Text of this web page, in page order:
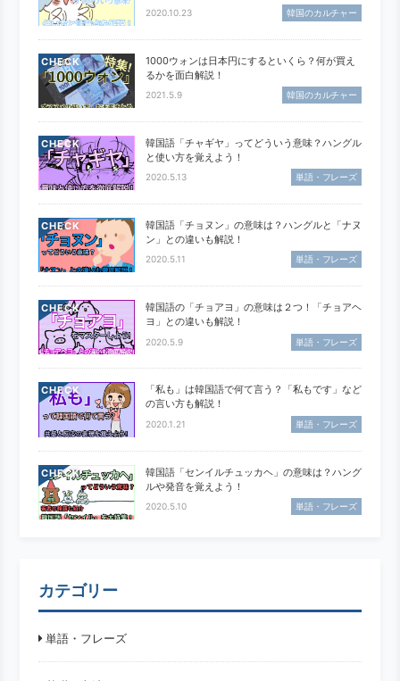
2020.10.23 韓国のカルチャー
CHECK
1000ウォンは日本円にするといくら？何が買え
るかを面白解説！
2021.5.9 韓国のカルチャー
CHECK
韓国語「チャギヤ」ってどういう意味？ハングル
と使い方を覚えよう！
2020.5.13 単語・フレーズ
CHECK
韓国語「チョヌン」の意味は？ハングルと「ナヌ
ン」との違いも解説！
2020.5.11 単語・フレーズ
CHECK
韓国語の「チョアヨ」の意味は２つ！「チョアヘ
ヨ」との違いも解説！
2020.5.9 単語・フレーズ
CHECK
「私も」は韓国語で何て言う？「私もです」など
の言い方も解説！
2020.1.21 単語・フレーズ
CHECK
韓国語「センイルチュッカヘ」の意味は？ハング
ルや発音を覚えよう！
2020.5.10 単語・フレーズ
カテゴリー
単語・フレーズ